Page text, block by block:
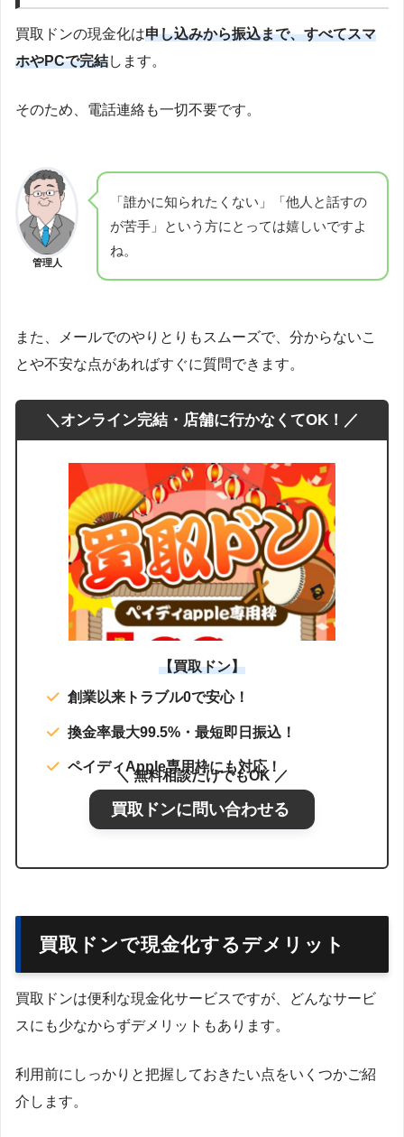
買取ドンの現金化は申し込みから振込まで、すべてスマ
ホやPCで完結します。
そのため、電話連絡も一切不要です。
管理人
「誰かに知られたくない」「他人と話すの
が苦手」という方にとっては嬉しいですよ
ね。
また、メールでのやりとりもスムーズで、分からないこ
とや不安な点があればすぐに質問できます。
＼オンライン完結・店舗に行かなくてOK！／
【買取ドン】
創業以来トラブル0で安心！
換金率最大99.5%・最短即日振込！
ペイディApple専用枠にも対応！
＼ 無料相談だけでもOK ／
買取ドンに問い合わせる
買取ドンで現金化するデメリット
買取ドンは便利な現金化サービスですが、どんなサービ
スにも少なからずデメリットもあります。
利用前にしっかりと把握しておきたい点をいくつかご紹
介します。